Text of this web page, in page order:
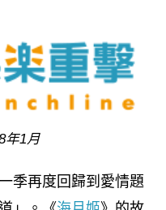
年1月
季再度回歸到愛情題